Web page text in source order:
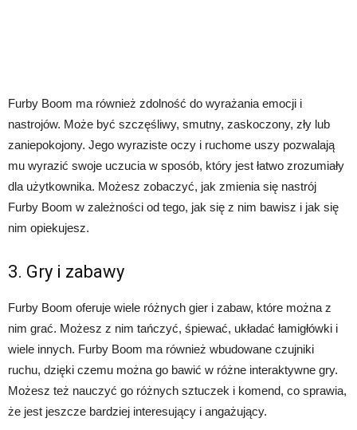
Furby Boom ma również zdolność do wyrażania emocji i
nastrojów. Może być szczęśliwy, smutny, zaskoczony, zły lub
zaniepokojony. Jego wyraziste oczy i ruchome uszy pozwalają
mu wyrazić swoje uczucia w sposób, który jest łatwo zrozumiały
dla użytkownika. Możesz zobaczyć, jak zmienia się nastrój
Furby Boom w zależności od tego, jak się z nim bawisz i jak się
nim opiekujesz.
3. Gry i zabawy
Furby Boom oferuje wiele różnych gier i zabaw, które można z
nim grać. Możesz z nim tańczyć, śpiewać, układać łamigłówki i
wiele innych. Furby Boom ma również wbudowane czujniki
ruchu, dzięki czemu można go bawić w różne interaktywne gry.
Możesz też nauczyć go różnych sztuczek i komend, co sprawia,
że jest jeszcze bardziej interesujący i angażujący.